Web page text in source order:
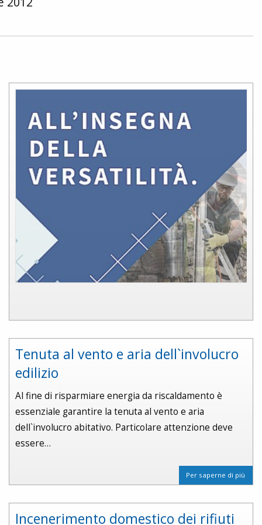
Tenuta al vento e aria dell`involucro
edilizio
Al fine di risparmiare energia da riscaldamento è
essenziale garantire la tenuta al vento e aria
dell`involucro abitativo. Particolare attenzione deve
essere…
Per saperne di più
Incenerimento domestico dei rifiuti